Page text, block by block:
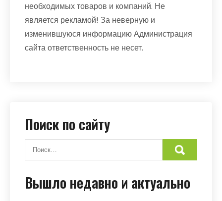
необходимых товаров и компаний. Не
является рекламой! За неверную и
изменившуюся информацию Администрация
сайта ответственность не несет.
Поиск по сайту
Вышло недавно и актуально